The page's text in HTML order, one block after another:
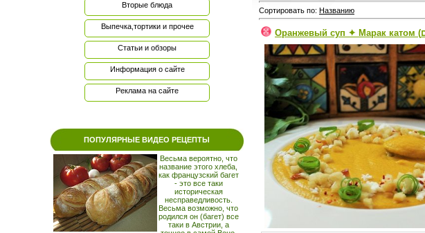
Вторые блюда
Выпечка,тортики и прочее
Статьи и обзоры
Информация о сайте
Реклама на сайте
ПОПУЛЯРНЫЕ ВИДЕО РЕЦЕПТЫ
Весьма вероятно, что
название этого хлеба,
как французский багет
- это все таки
историческая
несправедливость.
Весьма возможно, что
родился он (багет) все
таки в Австрии, а
Сортировать по: Названию